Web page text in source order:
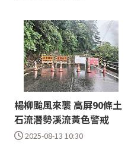
楊柳颱風來襲 高屏90條土
石流潛勢溪流黃色警戒
2025-08-13 10:30